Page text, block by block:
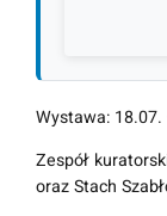
Wystawa:
Zespół
oraz Stach